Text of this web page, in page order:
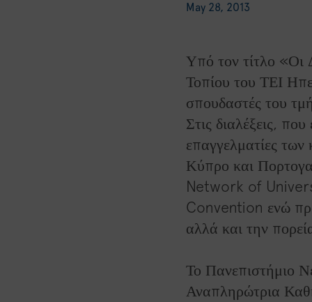
May 28, 2013
Υπό τον τίτλο «Οι
Τοπίου του ΤΕΙ
σπουδαστές του
Στις διαλέξεις,
επαγγελματίες
Κύπρο και
Network of
Convention ενώ
αλλά και την
Το Πανεπιστήμιο
Αναπληρώτρια